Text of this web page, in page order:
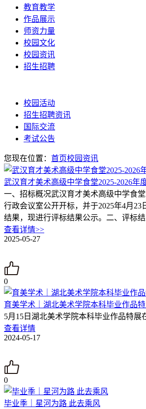
教育教学
作品展示
师资力量
校园文化
校园资讯
招生招聘
校园活动
招生招聘资讯
国际交流
考试公告
您现在位置： 首页校园资讯
武汉育才美术高级中学食堂2025-2026
一、招标概况武汉育才美术高级中学食
行政会议室公开开标，并于2025年4月
结果，现进行评标结果公示。二、评标
查看详情>>
2025-05-27
0
育美学术｜湖北美术学院本科毕业作品
5月15日湖北美术学院本科毕业作品特
查看详情
2024-05-17
0
毕业季｜星河为路 此去乘风